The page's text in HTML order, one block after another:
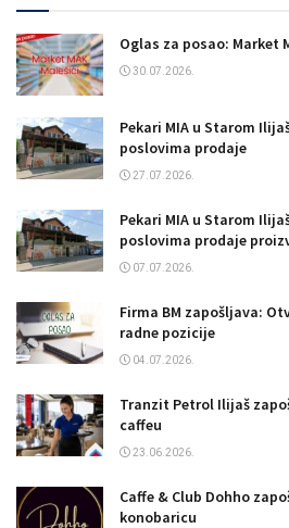
Oglas za posao: Market
30.07.2026.
Pekari MIA u Starom
poslovima prodaje
27.07.2026.
Pekari MIA u Starom
poslovima prodaje
07.07.2026.
Firma BM zapošljava:
radne pozicije
04.07.2026.
Tranzit Petrol Ilijaš
caffeu
23.06.2026.
Caffe & Club Dohho
konobaricu